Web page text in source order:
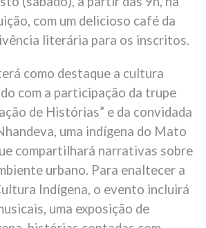
com um delicioso café da
literária para os inscritos.
como destaque a cultura
com a participação da trupe
de Histórias” e da convidada
uma indígena do Mato
compartilhará narrativas sobre
urbano. Para enaltecer a
Indígena, o evento incluirá
uma exposição de